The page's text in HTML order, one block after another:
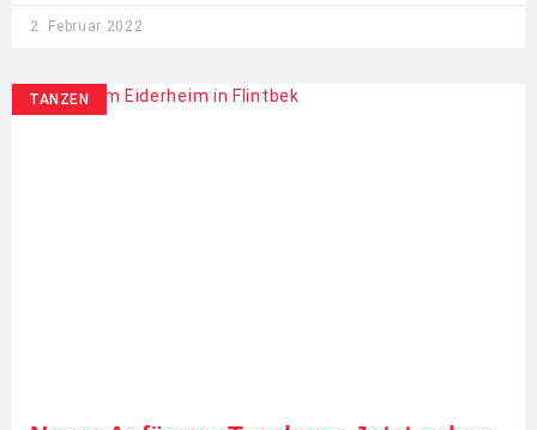
2. Februar 2022
TANZEN